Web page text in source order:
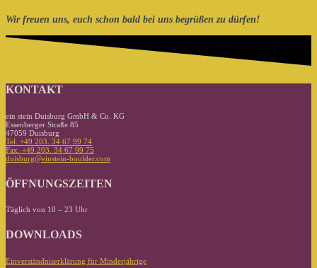
Wir freuen uns, euch schon bald bei uns begrüßen zu dürfen!
KONTAKT
ein stein Duisburg GmbH & Co. KG
Essenberger Straße 85
47059 Duisburg
Tel. +49 203. 34 67 99 74
Fax. +49 203. 34 67 99 75
duisburg@einstein-boulder.com
ÖFFNUNGSZEITEN
Täglich von 10 – 23 Uhr
DOWNLOADS
Einverständniserklärung für Minderjährige